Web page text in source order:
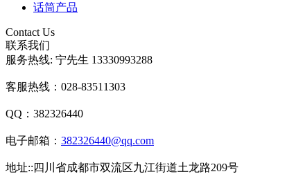
话筒产品
Contact Us
联系我们
服务热线: 宁先生 13330993288
客服热线：028-83511303
QQ：382326440
电子邮箱： 382326440@qq.com
地址:: 四川省成都市双流区九江街道土龙路209号